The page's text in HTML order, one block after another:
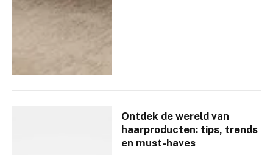
Ontdek de wereld van
haarproducten: tips, trends
en must-haves